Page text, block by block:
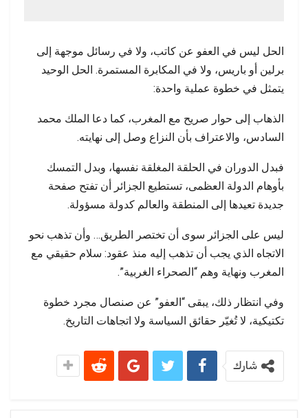
الحل ليس في العفو عن كاتب، ولا في رسائل موجهة إلى
برلين أو باريس، ولا في المكابرة المستمرة. الحل الوحيد
يتمثل في خطوة عملية واحدة:
الذهاب إلى حوار صريح مع المغرب، كما دعا الملك محمد
السادس، والاعتراف بأن النزاع وصل إلى نهايته.
فبدل الدوران في الحلقة المغلقة نفسها، وبدل التمسك
بأوهام الدولة العظمى، تستطيع الجزائر أن تفتح صفحة
جديدة تعيدها إلى المنطقة والعالم كدولة مسؤولة.
ليس على الجزائر سوى أن تختصر الطريق… وأن تذهب نحو
الاتجاه الذي يجب أن تذهب إليه منذ عقود: سلام حقيقي مع
المغرب ونهاية وهم “الصحراء الغربية”.
وفي انتظار ذلك، يبقى “العفو” عن صنصال مجرد خطوة
تكتيكية، لا تُغيّر حقائق السياسة ولا اتجاهات التاريخ.
شارك